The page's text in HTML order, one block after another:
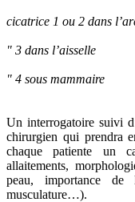
cicatrice 1 ou 2 dans
" 3 dans l’aisselle
" 4 sous mammaire
Un interrogatoire suivi
chirurgien qui prendra
chaque patiente un
allaitements,
peau, importance
musculature…).